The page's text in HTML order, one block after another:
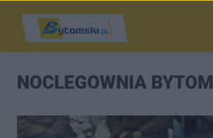
NOCLEGOWNIA BYTOM